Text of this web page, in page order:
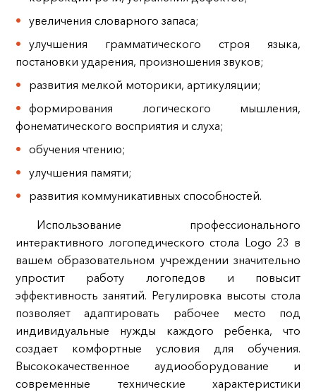
увеличения словарного запаса;
улучшения грамматического строя языка,
постановки ударения, произношения звуков;
развития мелкой моторики, артикуляции;
формирования логического мышления,
фонематического восприятия и слуха;
обучения чтению;
улучшения памяти;
развития коммуникативных способностей.
Использование профессионального
интерактивного логопедического стола Logo 23 в
вашем образовательном учреждении значительно
упростит работу логопедов и повысит
эффективность занятий. Регулировка высоты стола
позволяет адаптировать рабочее место под
индивидуальные нужды каждого ребенка, что
создает комфортные условия для обучения.
Высококачественное аудиооборудование и
современные технические характеристики